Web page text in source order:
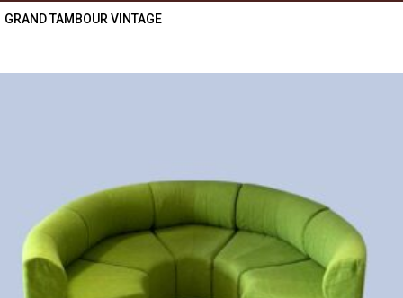
GRAND TAMBOUR VINTAGE